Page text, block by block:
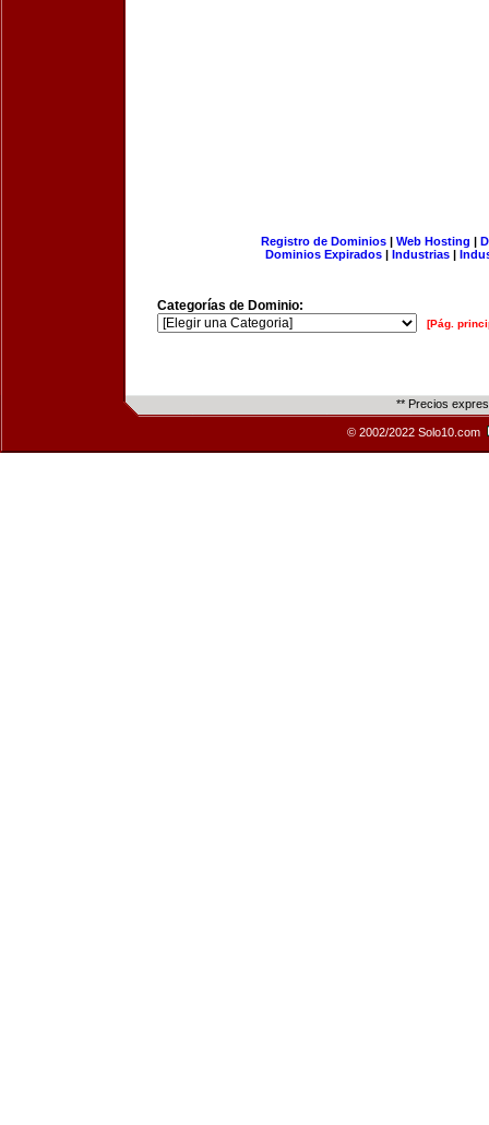
Registro de Dominios| Web Hosting |
Dominios Expirados | Industrias |
Categorías de Dominio:
[Pág.
** Precios
© 2002/2022 Solo10.com